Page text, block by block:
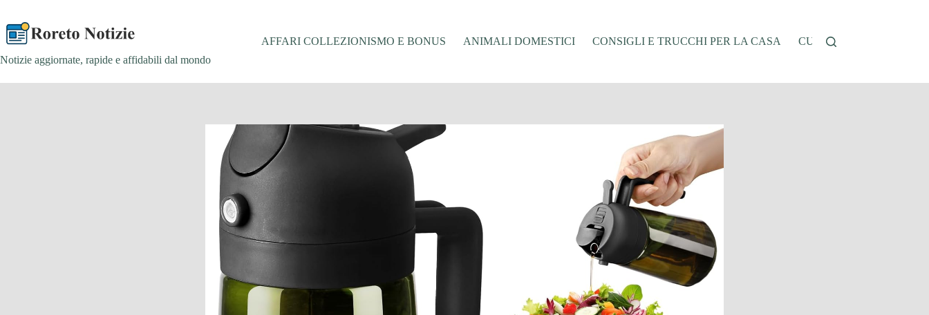
contenuto
Notizie aggiornate, rapide e affidabili dal mondo
AFFARI COLLEZIONISMO E BONUS ANIMALI DOMESTICI CONSIGLI E TRUCCHI PER LA CASA CUCINA E RICETTE